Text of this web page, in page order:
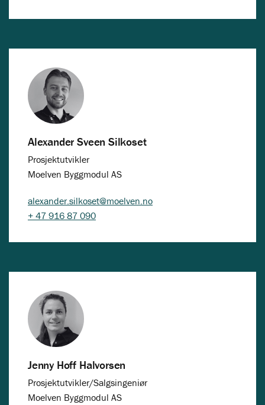
Alexander Sveen Silkoset
Prosjektutvikler
Moelven Byggmodul AS
alexander.silkoset@moelven.no
+ 47 916 87 090
Jenny Hoff Halvorsen
Prosjektutvikler/Salgsingeniør
Moelven Byggmodul AS